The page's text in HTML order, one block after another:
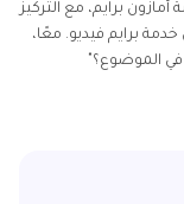
برايم، مع التركيز
برايم فيديو. معًا،
الموضوع؟"